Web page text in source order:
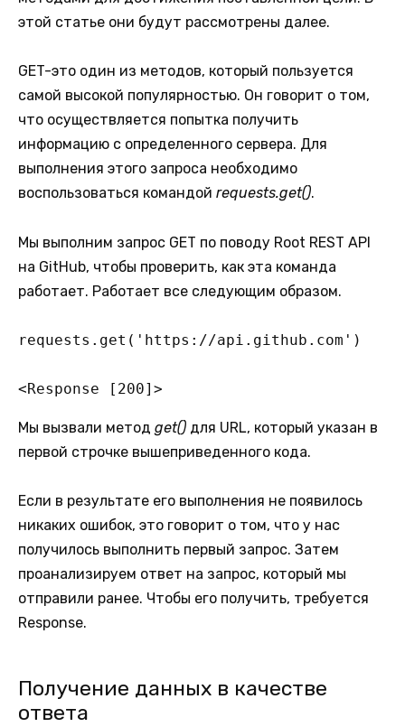
этой статье они будут рассмотрены далее.
GET-это один из методов, который пользуется
самой высокой популярностью. Он говорит о том,
что осуществляется попытка получить
информацию с определенного сервера. Для
выполнения этого запроса необходимо
воспользоваться командой requests.get().
Мы выполним запрос GET по поводу Root REST API
на GitHub, чтобы проверить, как эта команда
работает. Работает все следующим образом.
requests.get('https://api.github.com')
<Response [200]>
Мы вызвали метод get() для URL, который указан в
первой строчке вышеприведенного кода.
Если в результате его выполнения не появилось
никаких ошибок, это говорит о том, что у нас
получилось выполнить первый запрос. Затем
проанализируем ответ на запрос, который мы
отправили ранее. Чтобы его получить, требуется
Response.
Получение данных в качестве
ответа